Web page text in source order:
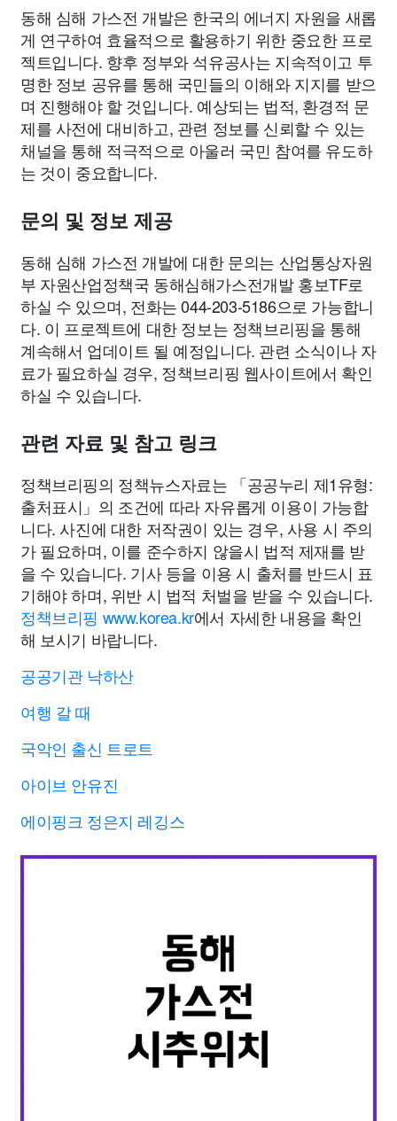
동해 심해 가스전 개발은 한국의 에너지 자원을 새롭
게 연구하여 효율적으로 활용하기 위한 중요한 프로
젝트입니다. 향후 정부와 석유공사는 지속적이고 투
명한 정보 공유를 통해 국민들의 이해와 지지를 받으
며 진행해야 할 것입니다. 예상되는 법적, 환경적 문
제를 사전에 대비하고, 관련 정보를 신뢰할 수 있는
채널을 통해 적극적으로 아울러 국민 참여를 유도하
는 것이 중요합니다.
문의 및 정보 제공
동해 심해 가스전 개발에 대한 문의는 산업통상자원
부 자원산업정책국 동해심해가스전개발 홍보TF로
하실 수 있으며, 전화는 044-203-5186으로 가능합니
다. 이 프로젝트에 대한 정보는 정책브리핑을 통해
계속해서 업데이트 될 예정입니다. 관련 소식이나 자
료가 필요하실 경우, 정책브리핑 웹사이트에서 확인
하실 수 있습니다.
관련 자료 및 참고 링크
정책브리핑의 정책뉴스자료는 「공공누리 제1유형:
출처표시」의 조건에 따라 자유롭게 이용이 가능합
니다. 사진에 대한 저작권이 있는 경우, 사용 시 주의
가 필요하며, 이를 준수하지 않을시 법적 제재를 받
을 수 있습니다. 기사 등을 이용 시 출처를 반드시 표
기해야 하며, 위반 시 법적 처벌을 받을 수 있습니다.
정책브리핑 www.korea.kr에서 자세한 내용을 확인
해 보시기 바랍니다.
공공기관 낙하산
여행 갈 때
국악인 출신 트로트
아이브 안유진
에이핑크 정은지 레깅스